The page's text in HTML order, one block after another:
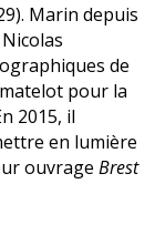
Marin depuis
de
matelot pour la
2015, il
en lumière
ouvrage Brest